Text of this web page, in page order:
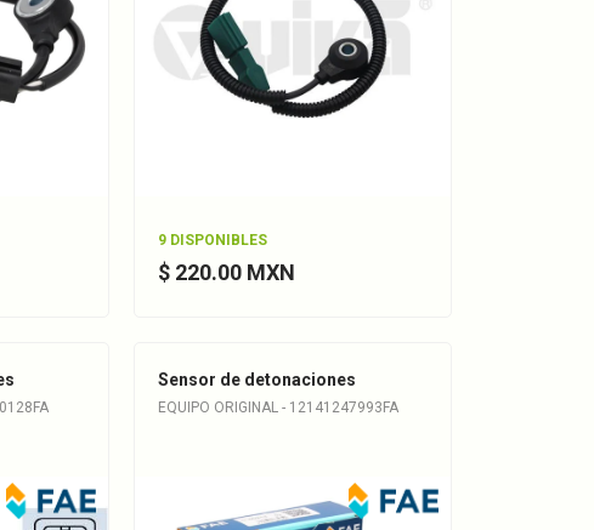
9 DISPONIBLES
$ 220.00 MXN
Sensor de detonaciones
EQUIPO ORIGINAL - 12141247993FA